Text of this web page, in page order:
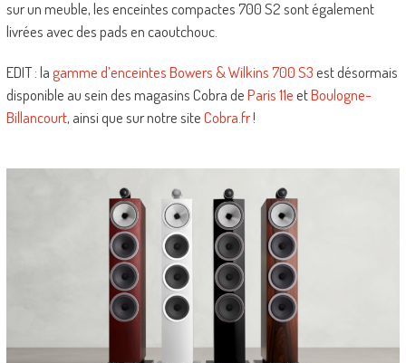
sur un meuble, les enceintes compactes 700 S2 sont également
livrées avec des pads en caoutchouc.
EDIT : lagamme d’enceintes Bowers & Wilkins 700 S3est désormais
disponible au sein des magasins Cobra deParis 11eetBoulogne-
Billancourt, ainsi que sur notre siteCobra.fr!